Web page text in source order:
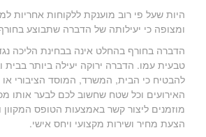
היות שעל פי רוב מוענקת ללקוחות אחריות
ומצופה כי יעילותה של הדברה שתבוצע
הדברה בחורף בהחלט אינה בבחינת הליכה
טבעית עמו. הדברה ירוקה יעילה ביותר בבית
להבטיח כי הבית, המשרד, המוסד הציבורי
האירועים וכל שטח שחשוב לכם לבער אותו
מוזמנים ליצור קשר באמצעות הטופס המקוון
הצעת מחיר ושירות מקצועי ויחס אישי.